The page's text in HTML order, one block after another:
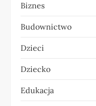
c
j
a
w
p
Biznes
Budownictwo
Dzieci
Dziecko
Edukacja